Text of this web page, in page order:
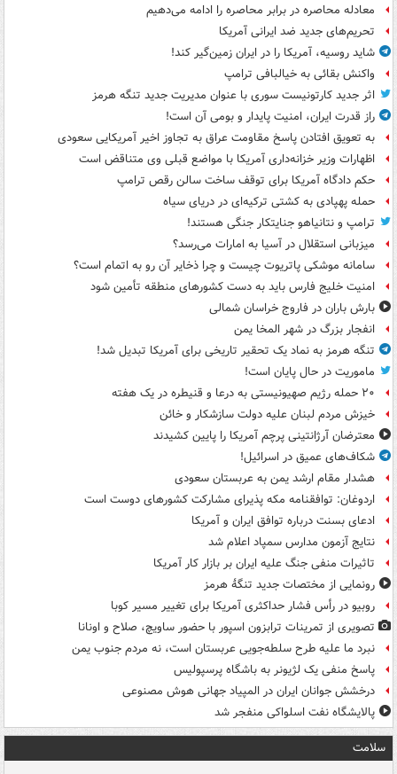
معادله محاصره در برابر محاصره را ادامه می‌دهیم
تحریم‌های جدید ضد ایرانی آمریکا
شاید روسیه، آمریکا را در ایران زمین‌گیر کند!
واکنش بقائی به خیالبافی ترامپ
اثر جدید کارتونیست سوری با عنوان مدیریت جدید تنگه هرمز
راز قدرت ایران، امنیت پایدار و بومی آن است!
به تعویق افتادن پاسخ مقاومت عراق به تجاوز اخیر آمریکایی سعودی
اظهارات وزیر خزانه‌داری آمریکا با مواضع قبلی وی متناقض است
حکم دادگاه آمریکا برای توقف ساخت سالن رقص ترامپ
حمله پهپادی به کشتی ترکیه‌ای در دریای سیاه
ترامپ و نتانیاهو جنایتکار جنگی هستند!
میزبانی استقلال در آسیا به امارات می‌رسد؟
سامانه موشکی پاتریوت چیست و چرا ذخایر آن رو به اتمام است؟
امنیت خلیج فارس باید به دست کشورهای منطقه تأمین شود
بارش باران در فاروج خراسان شمالی
انفجار بزرگ در شهر المخا یمن
تنگه هرمز به نماد یک تحقیر تاریخی برای آمریکا تبدیل شد!
ماموریت در حال پایان است!
۲۰ حمله رژیم صهیونیستی به درعا و قنیطره در یک هفته
خیزش مردم لبنان علیه دولت سازشکار و خائن
معترضان آرژانتینی پرچم آمریکا را پایین کشیدند
شکاف‌های عمیق در اسرائیل!
هشدار مقام ارشد یمن به عربستان سعودی
اردوغان: توافقنامه مکه پذیرای مشارکت کشورهای دوست است
ادعای بسنت درباره توافق ایران و آمریکا
نتایج آزمون مدارس سمپاد اعلام شد
تاثیرات منفی جنگ علیه ایران بر بازار کار آمریکا
رونمایی از مختصات جدید تنگۀ هرمز
روبیو در رأس فشار حداکثری آمریکا برای تغییر مسیر کوبا
تصویری از تمرینات ترابزون اسپور با حضور ساویچ، صلاح و اونانا
نبرد ما علیه طرح سلطه‌جویی عربستان است، نه مردم جنوب یمن
پاسخ منفی یک لژیونر به باشگاه پرسپولیس
درخشش جوانان ایران در المپیاد جهانی هوش مصنوعی
پالایشگاه نفت اسلواکی منفجر شد
سلامت